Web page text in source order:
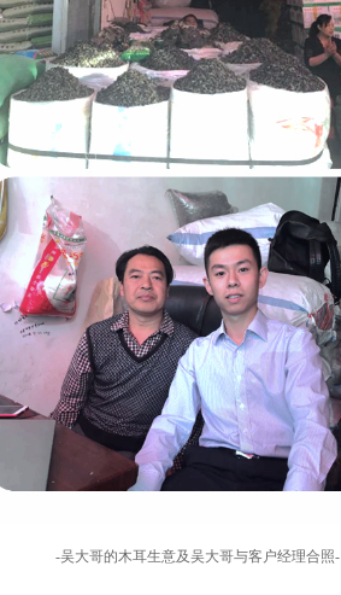
-吴大哥的木耳生意及吴大哥与客户经理合照-